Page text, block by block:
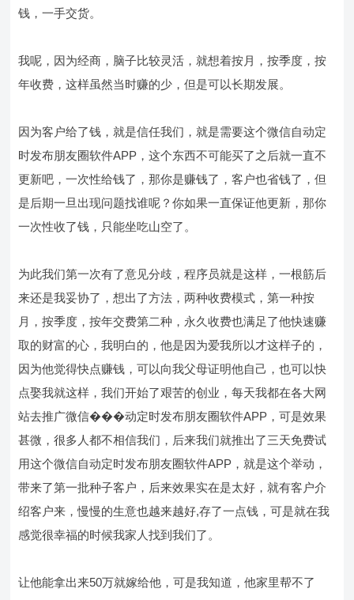
钱，一手交货。
我呢，因为经商，脑子比较灵活，就想着按月，按季度，按
年收费，这样虽然当时赚的少，但是可以长期发展。
因为客户给了钱，就是信任我们，就是需要这个微信自动定
时发布朋友圈软件APP，这个东西不可能买了之后就一直不
更新吧，一次性给钱了，那你是赚钱了，客户也省钱了，但
是后期一旦出现问题找谁呢？你如果一直保证他更新，那你
一次性收了钱，只能坐吃山空了。
为此我们第一次有了意见分歧，程序员就是这样，一根筋后
来还是我妥协了，想出了方法，两种收费模式，第一种按
月，按季度，按年交费第二种，永久收费也满足了他快速赚
取的财富的心，我明白的，他是因为爱我所以才这样子的，
因为他觉得快点赚钱，可以向我父母证明他自己，也可以快
点娶我就这样，我们开始了艰苦的创业，每天我都在各大网
站去推广微信���动定时发布朋友圈软件APP，可是效果
甚微，很多人都不相信我们，后来我们就推出了三天免费试
用这个微信自动定时发布朋友圈软件APP，就是这个举动，
带来了第一批种子客户，后来效果实在是太好，就有客户介
绍客户来，慢慢的生意也越来越好,存了一点钱，可是就在我
感觉很幸福的时候我家人找到我们了。
让他能拿出来50万就嫁给他，可是我知道，他家里帮不了